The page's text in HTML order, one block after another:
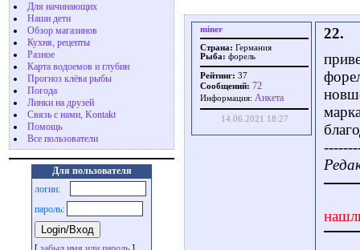
Для начинающих
Наши дети
Обзор магазинов
Кухня, рецепты
Разное
Карта водоемов и глубин
Прогноз клёва рыбы
Погода
Линки на друзей
Связь с нами, Kontakt
Помощь
Все пользователи
Для пользователя
логин:
пароль:
miner
Страна: Германия
Рыба: форель
Рейтинг: 37
Сообщений: 72
Информация: Aнкета
14.06.2021 18:27
22.